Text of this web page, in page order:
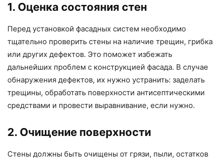
1. Оценка состояния стен
Перед установкой фасадных систем необходимо
тщательно проверить стены на наличие трещин, грибка
или других дефектов. Это поможет избежать
дальнейших проблем с конструкцией фасада. В случае
обнаружения дефектов, их нужно устранить: заделать
трещины, обработать поверхности антисептическими
средствами и провести выравнивание, если нужно.
2. Очищение поверхности
Стены должны быть очищены от грязи, пыли, остатков